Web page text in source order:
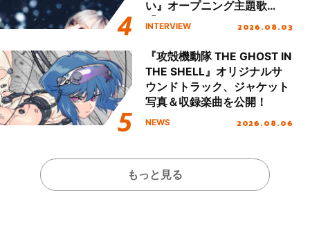
い』オープニング主題歌
「Amore」インタビュー
INTERVIEW 2026.08.03
『攻殻機動隊 THE GHOST IN
THE SHELL』オリジナルサ
ウンドトラック、ジャケット
写真＆収録楽曲を公開！
NEWS 2026.08.06
もっと見る